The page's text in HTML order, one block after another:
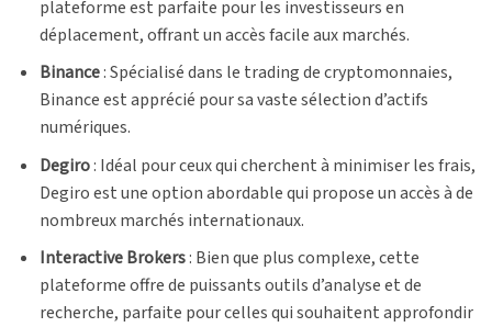
plateforme est parfaite pour les investisseurs en
déplacement, offrant un accès facile aux marchés.
Binance: Spécialisé dans le trading de cryptomonnaies,
Binance est apprécié pour sa vaste sélection d’actifs
numériques.
Degiro: Idéal pour ceux qui cherchent à minimiser les frais,
Degiro est une option abordable qui propose un accès à de
nombreux marchés internationaux.
Interactive Brokers: Bien que plus complexe, cette
plateforme offre de puissants outils d’analyse et de
recherche, parfaite pour celles qui souhaitent approfondir